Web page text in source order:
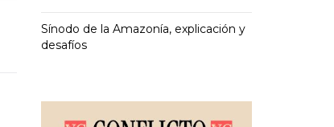
Sínodo de la Amazonía, explicación y
desafíos